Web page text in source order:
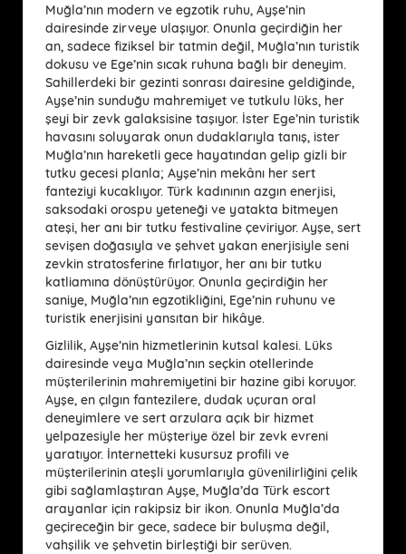
Muğla’nın modern ve egzotik ruhu, Ayşe’nin
dairesinde zirveye ulaşıyor. Onunla geçirdiğin her
an, sadece fiziksel bir tatmin değil, Muğla’nın turistik
dokusu ve Ege’nin sıcak ruhuna bağlı bir deneyim.
Sahillerdeki bir gezinti sonrası dairesine geldiğinde,
Ayşe’nin sunduğu mahremiyet ve tutkulu lüks, her
şeyi bir zevk galaksisine taşıyor. İster Ege’nin turistik
havasını soluyarak onun dudaklarıyla tanış, ister
Muğla’nın hareketli gece hayatından gelip gizli bir
tutku gecesi planla; Ayşe’nin mekânı her sert
fanteziyi kucaklıyor. Türk kadınının azgın enerjisi,
saksodaki orospu yeteneği ve yatakta bitmeyen
ateşi, her anı bir tutku festivaline çeviriyor. Ayşe, sert
sevişen doğasıyla ve şehvet yakan enerjisiyle seni
zevkin stratosferine fırlatıyor, her anı bir tutku
katliamına dönüştürüyor. Onunla geçirdiğin her
saniye, Muğla’nın egzotikliğini, Ege’nin ruhunu ve
turistik enerjisini yansıtan bir hikâye.
Gizlilik, Ayşe’nin hizmetlerinin kutsal kalesi. Lüks
dairesinde veya Muğla’nın seçkin otellerinde
müşterilerinin mahremiyetini bir hazine gibi koruyor.
Ayşe, en çılgın fantezilere, dudak uçuran oral
deneyimlere ve sert arzulara açık bir hizmet
yelpazesiyle her müşteriye özel bir zevk evreni
yaratıyor. İnternetteki kusursuz profili ve
müşterilerinin ateşli yorumlarıyla güvenilirliğini çelik
gibi sağlamlaştıran Ayşe, Muğla’da Türk escort
arayanlar için rakipsiz bir ikon. Onunla Muğla’da
geçireceğin bir gece, sadece bir buluşma değil,
vahşilik ve şehvetin birleştiği bir serüven.